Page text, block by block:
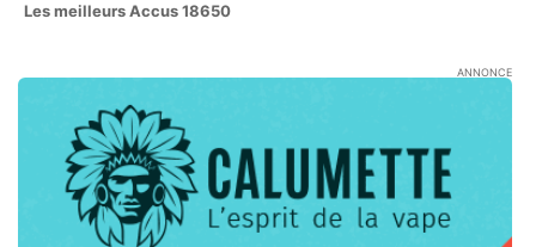
Les meilleurs Accus 18650
ANNONCE